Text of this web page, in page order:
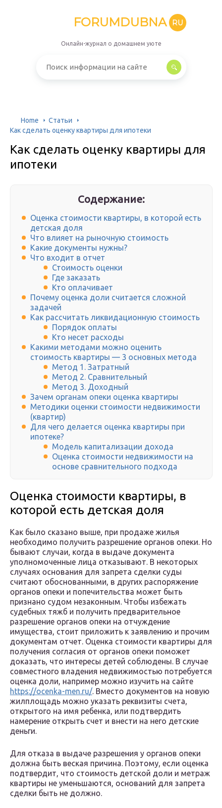
FORUMDUBNA RU
Онлайн-журнал о домашнем уюте
Home
Статьи
Как сделать оценку квартиры для ипотеки
Как сделать оценку квартиры для
ипотеки
Содержание:
Оценка стоимости квартиры, в которой есть
детская доля
Что влияет на рыночную стоимость
Какие документы нужны?
Что входит в отчет
Стоимость оценки
Где заказать
Кто оплачивает
Почему оценка доли считается сложной
задачей
Как рассчитать ликвидационную стоимость
Порядок оплаты
Кто несет расходы
Какими методами можно оценить
стоимость квартиры — 3 основных метода
Метод 1. Затратный
Метод 2. Сравнительный
Метод 3. Доходный
Зачем органам опеки оценка квартиры
Методики оценки стоимости недвижимости
(квартир)
Для чего делается оценка квартиры при
ипотеке?
Модель капитализации дохода
Оценка стоимости недвижимости на
основе сравнительного подхода
Оценка стоимости квартиры, в
которой есть детская доля
Как было сказано выше, при продаже жилья
необходимо получить разрешение органов опеки. Но
бывают случаи, когда в выдаче документа
уполномоченные лица отказывают. В некоторых
случаях основания для запрета сделки суды
считают обоснованными, в других распоряжение
органов опеки и попечительства может быть
признано судом незаконным. Чтобы избежать
судебных тяжб и получить предварительное
разрешение органов опеки на отчуждение
имущества, стоит приложить к заявлению и прочим
документам отчет. Оценка стоимости квартиры для
получения согласия от органов опеки поможет
доказать, что интересы детей соблюдены. В случае
совместного владения недвижимостью потребуется
оценка доли, например можно изучить на сайте
https://ocenka-men.ru/. Вместо документов на новую
жилплощадь можно указать реквизиты счета,
открытого на имя ребенка, или подтвердить
намерение открыть счет и внести на него детские
деньги.
Для отказа в выдаче разрешения у органов опеки
должна быть веская причина. Поэтому, если оценка
подтвердит, что стоимость детской доли и метраж
квартиры не уменьшаются, оснований для запрета
сделки быть не должно.